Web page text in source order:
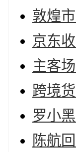
敦煌
京东
主客
跨境
罗小
陈航